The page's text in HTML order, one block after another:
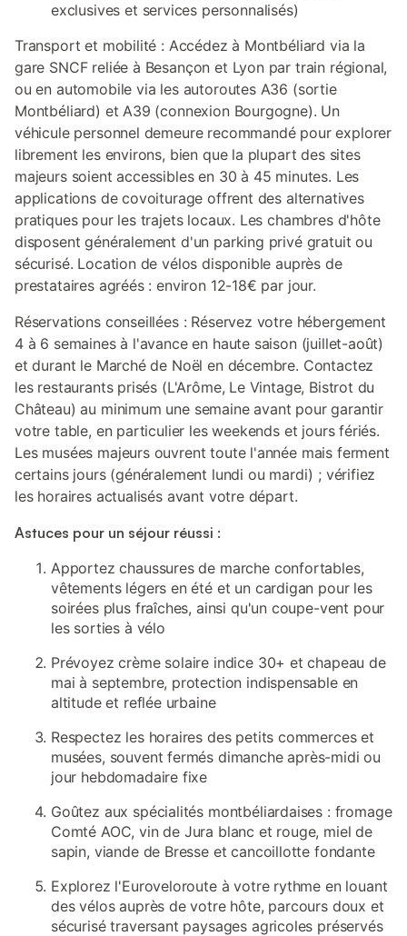
exclusives et services personnalisés)
Transport et mobilité : Accédez à Montbéliard via la
gare SNCF reliée à Besançon et Lyon par train régional,
ou en automobile via les autoroutes A36 (sortie
Montbéliard) et A39 (connexion Bourgogne). Un
véhicule personnel demeure recommandé pour explorer
librement les environs, bien que la plupart des sites
majeurs soient accessibles en 30 à 45 minutes. Les
applications de covoiturage offrent des alternatives
pratiques pour les trajets locaux. Les chambres d'hôte
disposent généralement d'un parking privé gratuit ou
sécurisé. Location de vélos disponible auprès de
prestataires agréés : environ 12-18€ par jour.
Réservations conseillées : Réservez votre hébergement
4 à 6 semaines à l'avance en haute saison (juillet-août)
et durant le Marché de Noël en décembre. Contactez
les restaurants prisés (L'Arôme, Le Vintage, Bistrot du
Château) au minimum une semaine avant pour garantir
votre table, en particulier les weekends et jours fériés.
Les musées majeurs ouvrent toute l'année mais ferment
certains jours (généralement lundi ou mardi) ; vérifiez
les horaires actualisés avant votre départ.
Astuces pour un séjour réussi :
Apportez chaussures de marche confortables,
vêtements légers en été et un cardigan pour les
soirées plus fraîches, ainsi qu'un coupe-vent pour
les sorties à vélo
Prévoyez crème solaire indice 30+ et chapeau de
mai à septembre, protection indispensable en
altitude et reflée urbaine
Respectez les horaires des petits commerces et
musées, souvent fermés dimanche après-midi ou
jour hebdomadaire fixe
Goûtez aux spécialités montbéliardaises : fromage
Comté AOC, vin de Jura blanc et rouge, miel de
sapin, viande de Bresse et cancoillotte fondante
Explorez l'Euroveloroute à votre rythme en louant
des vélos auprès de votre hôte, parcours doux et
sécurisé traversant paysages agricoles préservés